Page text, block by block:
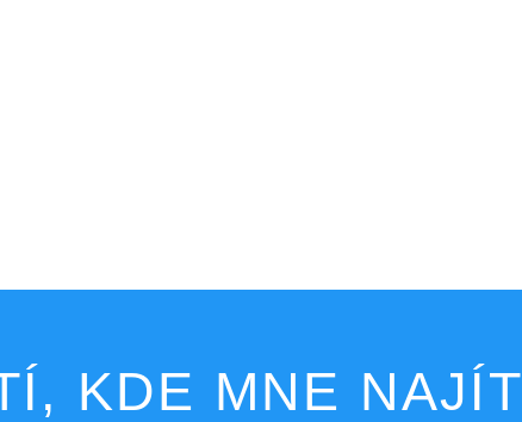
KDE MNE NAJÍT